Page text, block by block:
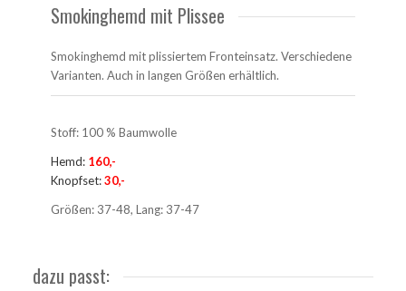
Smokinghemd mit Plissee
Smokinghemd mit plissiertem Fronteinsatz. Verschiedene
Varianten. Auch in langen Größen erhältlich.
Stoff: 100 % Baumwolle
Hemd:160,-
Knopfset:30,-
Größen: 37-48, Lang: 37-47
dazu passt: